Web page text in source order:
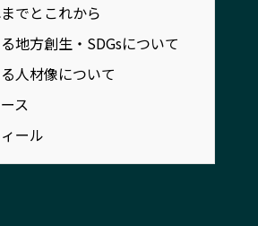
行政連携記事
選出企業特別対談
SDGsの先駆者
でとこれから
地方創生・SDGsについて
人材像について
ス
ール